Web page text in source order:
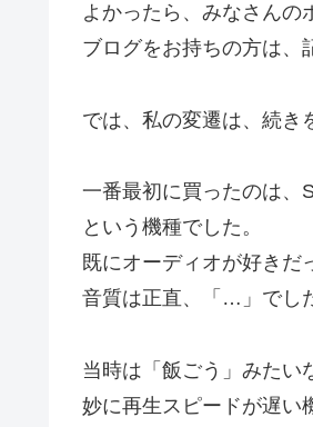
よかったら、みなさんの
ブログをお持ちの方は、
では、私の変遷は、続き
一番最初に買ったのは、
という機種でした。
既にオーディオが好きだ
音質は正直、「…」でし
当時は「飯ごう」みたい
妙に再生スピードが遅い